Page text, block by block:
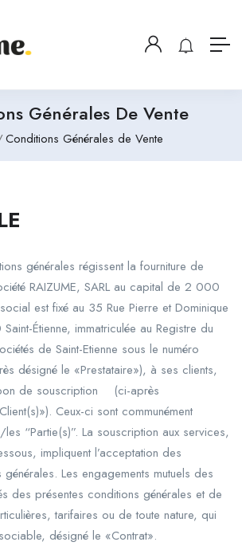
Générales De Vente
Conditions Générales de Vente
générales régissent la fourniture de
RAIZUME, SARL au capital de 2 000
est fixé au 35 Rue Pierre et Dominique
Étienne, immatriculée au Registre du
de Saint-Etienne sous le numéro
désigné le «Prestataire»), à ses clients,
de souscription (ci-après
Ceux-ci sont communément
“Partie(s)”. La souscription aux services,
impliquent l’acceptation des
Les engagements mutuels des
des présentes conditions générales et de
tarifaires ou de toute nature, qui
désigné le «Contrat».